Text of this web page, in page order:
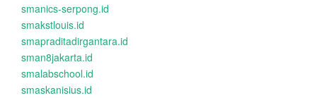
smanics-serpong.id
smakstlouis.id
smapraditadirgantara.id
sman8jakarta.id
smalabschool.id
smaskanisius.id